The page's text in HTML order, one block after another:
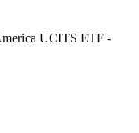
UCITS ETF -